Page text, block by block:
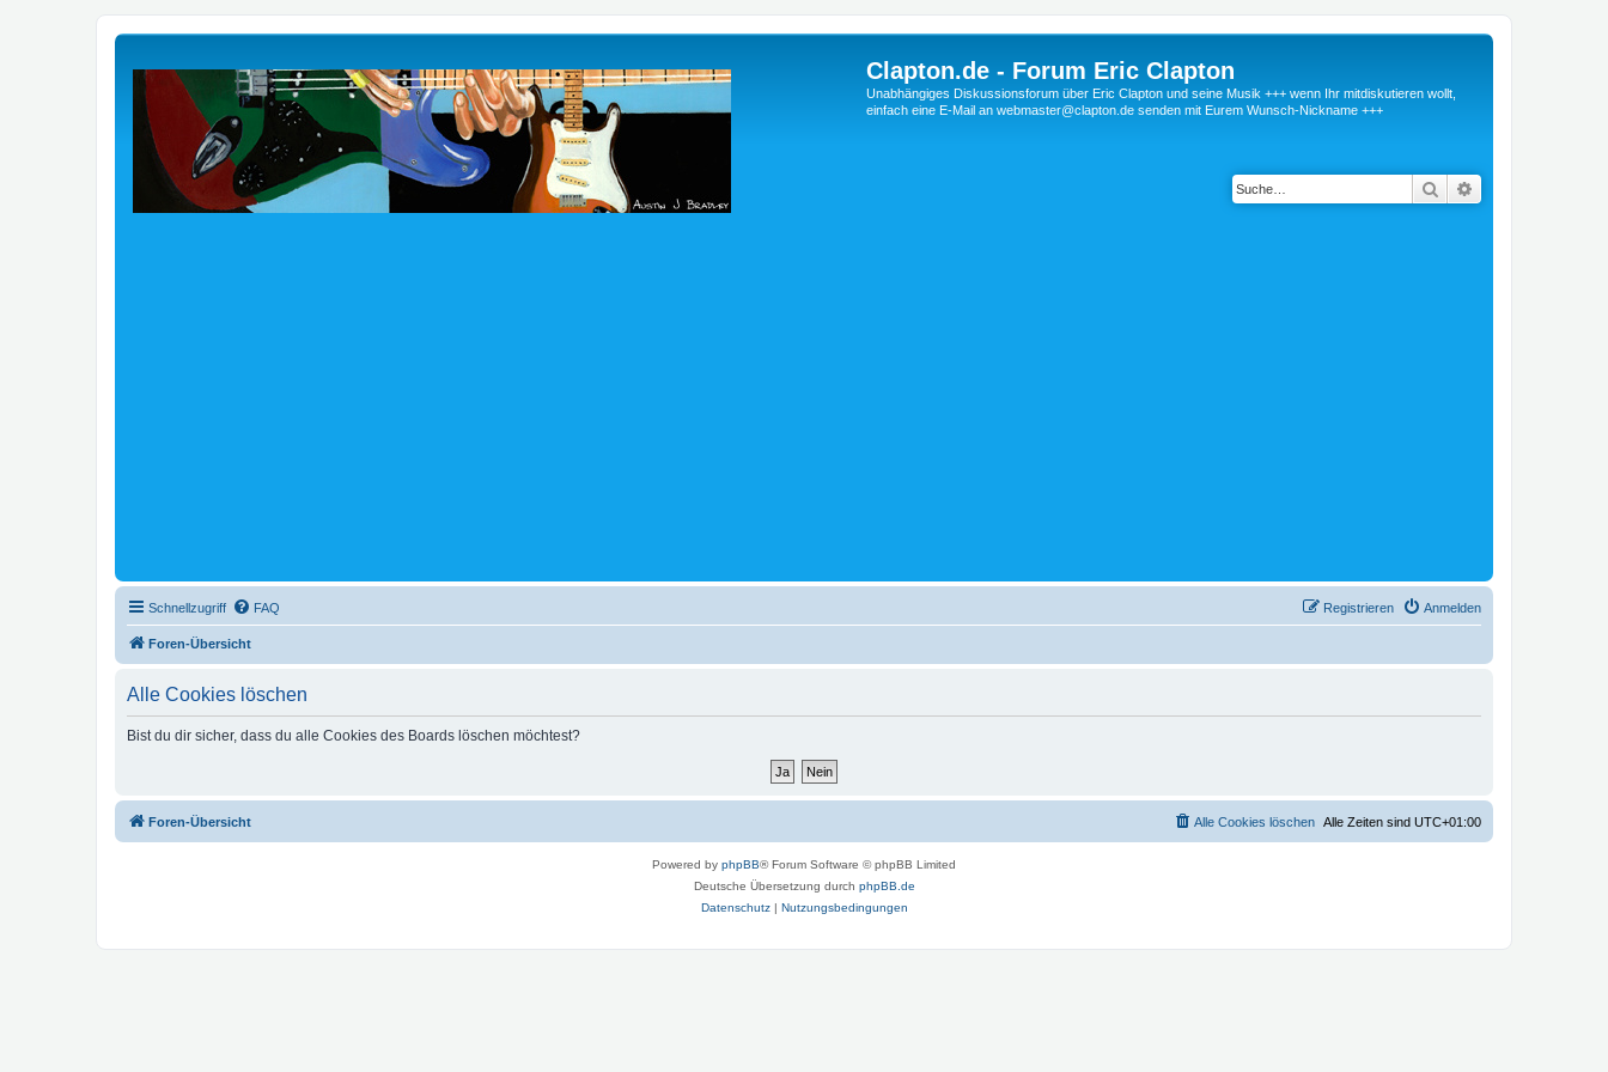
Clapton.de - Forum Eric Clapton
Unabhängiges Diskussionsforum über Eric Clapton und seine Musik +++ wenn Ihr mitdiskutieren wollt,
einfach eine E-Mail an webmaster@clapton.de senden mit Eurem Wunsch-Nickname +++
Suche
Schnellzugriff FAQ Anmelden
Registrieren
Foren-Übersicht
Alle Cookies löschen
Bist du dir sicher, dass du alle Cookies des Boards löschen möchtest?
Foren-Übersicht Alle Zeiten sind UTC+01:00
Alle Cookies löschen
Powered by phpBB® Forum Software © phpBB Limited
Deutsche Übersetzung durch phpBB.de
Datenschutz| Nutzungsbedingungen